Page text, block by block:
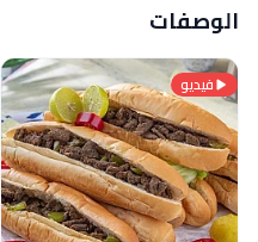
الوصفات
فيديو